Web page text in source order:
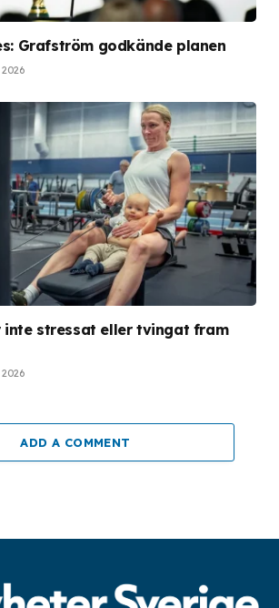
Grafström godkände planen
inte stressat eller tvingat fram
ADD A COMMENT